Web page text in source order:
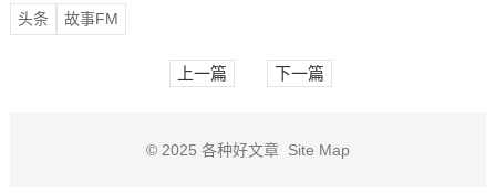
头条 故事FM
上一篇 下一篇
© 2025 各种好文章 Site Map